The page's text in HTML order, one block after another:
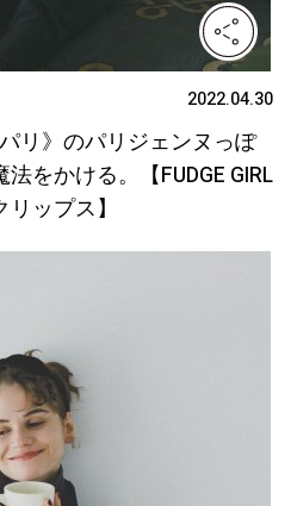
2022.04.30
リ》のパリジェンヌっぽ
をかける。【FUDGE GIRL
ップス】